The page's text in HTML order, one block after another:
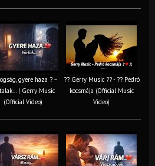
gyere haza ? –
| Gerry Music
(Official Video)
?? Gerry Music ?? - ?? Pedró
kocsmája (Official Music
Video)